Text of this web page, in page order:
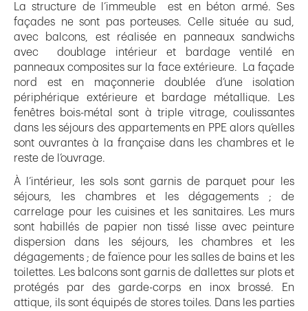
La structure de l’immeuble est en béton armé. Ses
façades ne sont pas porteuses. Celle située au sud,
avec balcons, est réalisée en panneaux sandwichs
avec doublage intérieur et bardage ventilé en
panneaux composites sur la face extérieure. La façade
nord est en maçonnerie doublée d’une isolation
périphérique extérieure et bardage métallique. Les
fenêtres bois-métal sont à triple vitrage, coulissantes
dans les séjours des appartements en PPE alors qu’elles
sont ouvrantes à la française dans les chambres et le
reste de l’ouvrage.
À l’intérieur, les sols sont garnis de parquet pour les
séjours, les chambres et les dégagements ; de
carrelage pour les cuisines et les sanitaires. Les murs
sont habillés de papier non tissé lisse avec peinture
dispersion dans les séjours, les chambres et les
dégagements ; de faïence pour les salles de bains et les
toilettes. Les balcons sont garnis de dallettes sur plots et
protégés par des garde-corps en inox brossé. En
attique, ils sont équipés de stores toiles. Dans les parties